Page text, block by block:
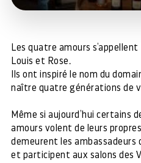
Les quatre amours s’appellent
Louis et Rose.
Ils ont inspiré le nom du
naître quatre générations de
Même si aujourd’hui certains
amours volent de leurs
demeurent les ambassadeurs
et participent aux salons des